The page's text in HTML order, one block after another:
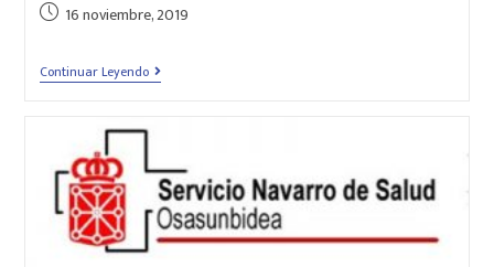
16 noviembre, 2019
Continuar Leyendo